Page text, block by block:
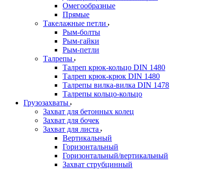
Омегообразные
Прямые
Такелажные петли
Рым-болты
Рым-гайки
Рым-петли
Талрепы
Талреп крюк-кольцо DIN 1480
Талреп крюк-крюк DIN 1480
Талрепы вилка-вилка DIN 1478
Талрепы кольцо-кольцо
Грузозахваты
Захват для бетонных колец
Захват для бочек
Захват для листа
Вертикальный
Горизонтальный
Горизонтальный/вертикальный
Захват струбцинный